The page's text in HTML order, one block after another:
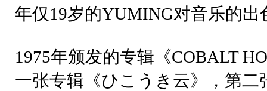
年仅19岁的YUMING对音乐的
1975年颁发的专辑《COBALT
一张专辑《ひこうき云》，第